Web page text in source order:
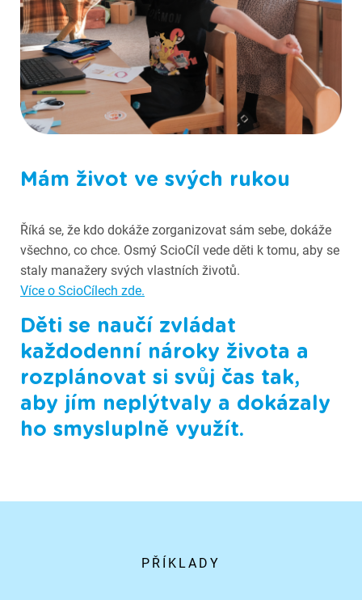
Mám život ve svých rukou
Říká se, že kdo dokáže zorganizovat sám sebe, dokáže
všechno, co chce. Osmý ScioCíl vede děti k tomu, aby se
staly manažery svých vlastních životů.
Více o ScioCílech zde.
Děti se naučí zvládat
každodenní nároky života a
rozplánovat si svůj čas tak,
aby jím neplýtvaly a dokázaly
ho smysluplně využít.
PŘÍKLADY